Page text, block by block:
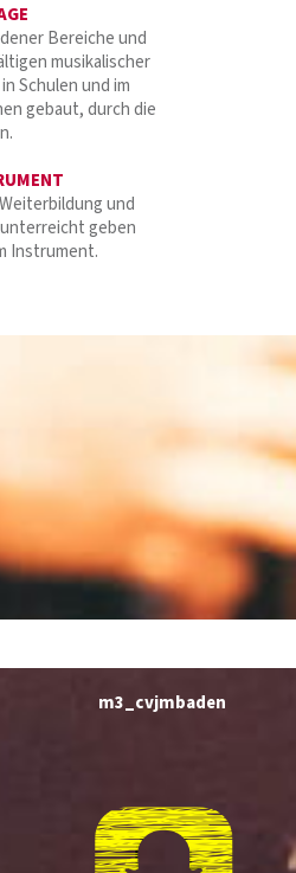
Bereiche und
musikalischer
Schulen und im
gebaut, durch die
und
geben
Instrument.
m3_cvjmbaden